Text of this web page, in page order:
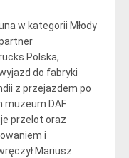
w kategorii Młody
Polska,
do fabryki
z przejazdem po
DAF
przelot oraz
i
Mariusz